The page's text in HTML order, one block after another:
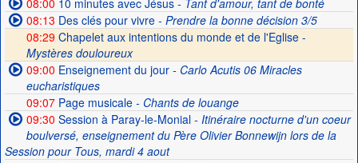
08:00 10 minutes avec Jésus- Tant d'amour, tant de bonté
08:13 Des clés pour vivre- Prendre la bonne décision 3/5
08:29 Chapelet aux intentions du monde et de l'Eglise -
Mystères douloureux
09:00 Enseignement du jour- Carlo Acutis 06 Miracles
eucharistiques
09:07Page musicale- Chants de louange
09:30 Session à Paray-le-Monial- Itinéraire nocturne d'un coeur
boulversé, enseignement du Père Olivier Bonnewijn lors de la
Session pour Tous, mardi 4 aout